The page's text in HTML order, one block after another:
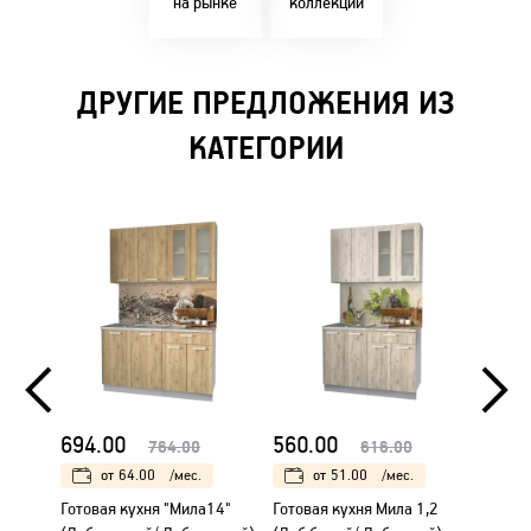
ДРУГИЕ ПРЕДЛОЖЕНИЯ ИЗ
КАТЕГОРИИ
694.00 764.00
от 64.00 /мес.
Готовая кухня "Мила14"
560.00 616.00
от 51.00 /мес.
Готовая кухня Мила 1,2